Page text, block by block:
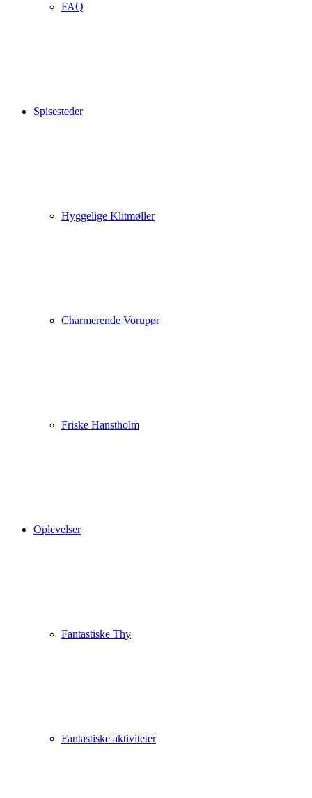
FAQ
Spisesteder
Hyggelige Klitmøller
Charmerende Vorupør
Friske Hanstholm
Oplevelser
Fantastiske Thy
Fantastiske aktiviteter